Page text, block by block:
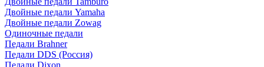
Двойные педали Yamaha
Двойные педали Zowag
Одиночные педали
Педали Brahner
Педали DDS (Россия)
Педали Dixon